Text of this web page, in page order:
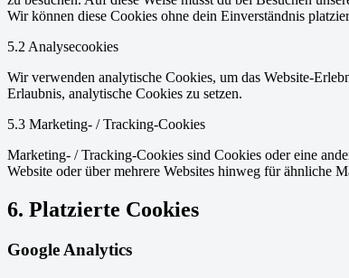
Wir können diese Cookies ohne dein Einverständnis
5.2 Analysecookies
Wir verwenden analytische Cookies, um das Website-
Erlaubnis, analytische Cookies zu setzen.
5.3 Marketing- / Tracking-Cookies
Marketing- / Tracking-Cookies sind Cookies oder eine
Website oder über mehrere Websites hinweg für ähnliche
6. Platzierte Cookies
Google Analytics